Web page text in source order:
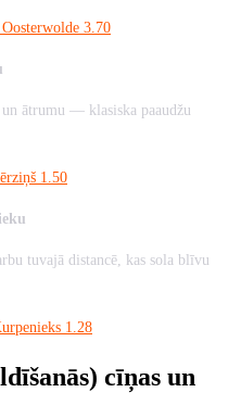
3.70
ātrumu — klasiska paaudžu
1.50
tuvajā distancē, kas sola blīvu
1.28
cīņas un